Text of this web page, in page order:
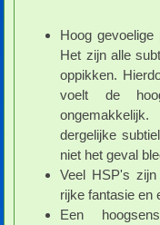
Hoog
Het zijn alle
oppikken.
voelt de
dergelijke
niet het geval
Veel HSP's
rijke fantasie en
Een